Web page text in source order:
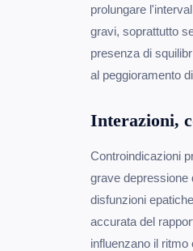
prolungare
gravi, soprattutto
presenza di
al peggioramento
Interazioni,
Controindicazioni
grave depressione
disfunzioni
accurata del
influenzano il